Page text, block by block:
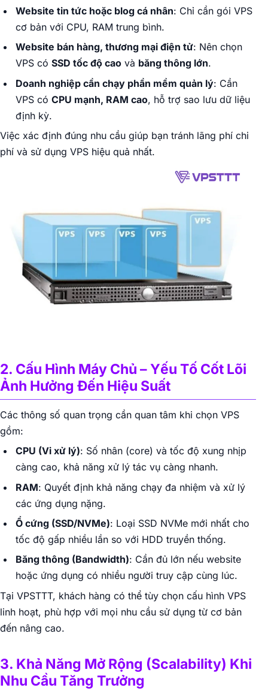
Website tin tức hoặc blog cá nhân: Chỉ cần gói VPS
cơ bản với CPU, RAM trung bình.
Website bán hàng, thương mại điện tử: Nên chọn
VPS có SSD tốc độ caovà băng thông lớn.
Doanh nghiệp cần chạy phần mềm quản lý: Cần
VPS có CPU mạnh, RAM cao, hỗ trợ sao lưu dữ liệu
định kỳ.
Việc xác định đúng nhu cầu giúp bạn tránh lãng phí chi
phí và sử dụng VPS hiệu quả nhất.
2. Cấu Hình Máy Chủ – Yếu Tố Cốt Lõi
Ảnh Hưởng Đến Hiệu Suất
Các thông số quan trọng cần quan tâm khi chọn VPS
gồm:
CPU (Vi xử lý): Số nhân (core) và tốc độ xung nhịp
càng cao, khả năng xử lý tác vụ càng nhanh.
RAM: Quyết định khả năng chạy đa nhiệm và xử lý
các ứng dụng nặng.
Ổ cứng (SSD/NVMe): Loại SSD NVMe mới nhất cho
tốc độ gấp nhiều lần so với HDD truyền thống.
Băng thông (Bandwidth): Cần đủ lớn nếu website
hoặc ứng dụng có nhiều người truy cập cùng lúc.
Tại VPSTTT, khách hàng có thể tùy chọn cấu hình VPS
linh hoạt, phù hợp với mọi nhu cầu sử dụng từ cơ bản
đến nâng cao.
3. Khả Năng Mở Rộng (Scalability) Khi
Nhu Cầu Tăng Trưởng